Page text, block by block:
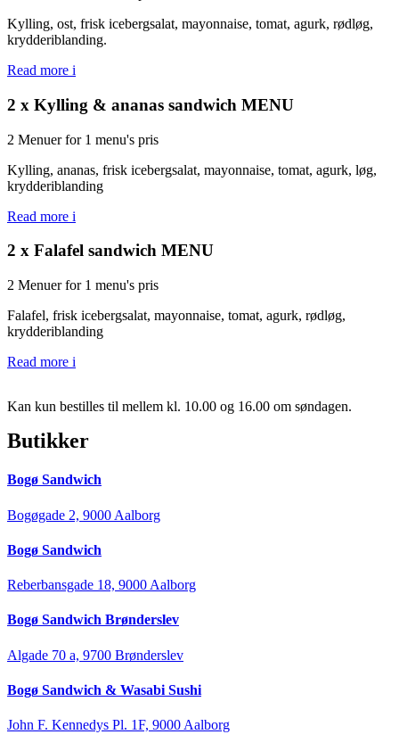
Kylling, ost, frisk icebergsalat, mayonnaise, tomat, agurk, rødløg,
krydderiblanding.
Read more i
2 x Kylling & ananas sandwich MENU
2 Menuer for 1 menu's pris
Kylling, ananas, frisk icebergsalat, mayonnaise, tomat, agurk, løg,
krydderiblanding
Read more i
2 x Falafel sandwich MENU
2 Menuer for 1 menu's pris
Falafel, frisk icebergsalat, mayonnaise, tomat, agurk, rødløg,
krydderiblanding
Read more i
Kan kun bestilles til mellem kl. 10.00 og 16.00 om søndagen.
Butikker
Bogø Sandwich
Bogøgade 2, 9000 Aalborg
Bogø Sandwich
Reberbansgade 18, 9000 Aalborg
Bogø Sandwich Brønderslev
Algade 70 a, 9700 Brønderslev
Bogø Sandwich & Wasabi Sushi
John F. Kennedys Pl. 1F, 9000 Aalborg